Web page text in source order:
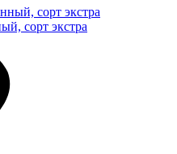
сорт экстра